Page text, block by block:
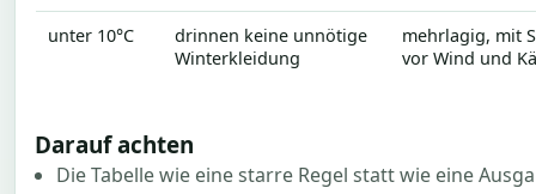
unter 10°C
drinnen keine unnötige
Winterkleidung
mehrlagig, mit
vor Wind und
Darauf achten
Die Tabelle wie eine starre Regel statt wie eine